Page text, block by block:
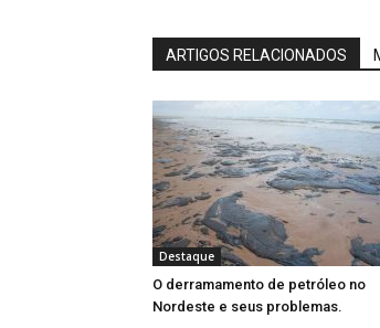
ARTIGOS RELACIONADOS
Destaque
O derramamento de petróleo no
Nordeste e seus problemas.